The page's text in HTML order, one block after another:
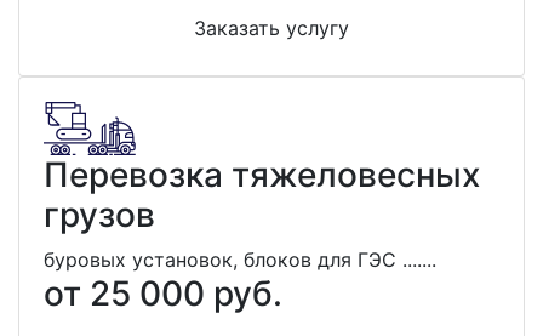
Заказать услугу
Перевозка тяжеловесных
грузов
буровых установок, блоков для ГЭС .......
от 25 000 руб.